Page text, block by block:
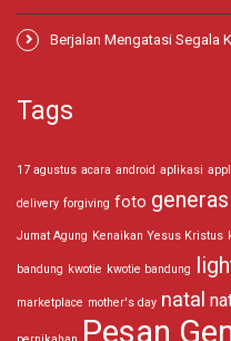
Berjalan Mengatasi Segala
Tags
17 agustus acara android aplikasi
delivery forgiving foto
Jumat Agung Kenaikan Yesus Kristus
bandung kwotie kwotie bandung
marketplace mother's day natal
Pesan